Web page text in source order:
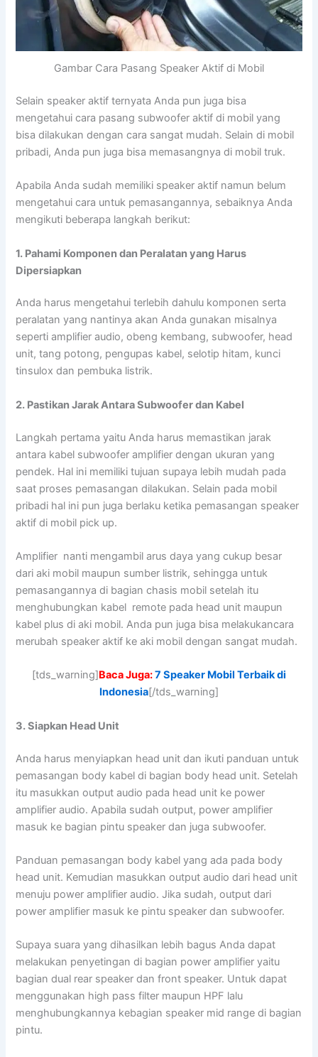
Gambar Cara Pasang Speaker Aktif di Mobil
Selain speaker aktif ternyata Anda pun juga bisa
mengetahui cara pasang subwoofer aktif di mobil yang
bisa dilakukan dengan cara sangat mudah. Selain di mobil
pribadi, Anda pun juga bisa memasangnya di mobil truk.
Apabila Anda sudah memiliki speaker aktif namun belum
mengetahui cara untuk pemasangannya, sebaiknya Anda
mengikuti beberapa langkah berikut:
1. Pahami Komponen dan Peralatan yang Harus
Dipersiapkan
Anda harus mengetahui terlebih dahulu komponen serta
peralatan yang nantinya akan Anda gunakan misalnya
seperti amplifier audio, obeng kembang, subwoofer, head
unit, tang potong, pengupas kabel, selotip hitam, kunci
tinsulox dan pembuka listrik.
2. Pastikan Jarak Antara Subwoofer dan Kabel
Langkah pertama yaitu Anda harus memastikan jarak
antara kabel subwoofer amplifier dengan ukuran yang
pendek. Hal ini memiliki tujuan supaya lebih mudah pada
saat proses pemasangan dilakukan. Selain pada mobil
pribadi hal ini pun juga berlaku ketika pemasangan speaker
aktif di mobil pick up.
Amplifier nanti mengambil arus daya yang cukup besar
dari aki mobil maupun sumber listrik, sehingga untuk
pemasangannya di bagian chasis mobil setelah itu
menghubungkan kabel remote pada head unit maupun
kabel plus di aki mobil. Anda pun juga bisa melakukancara
merubah speaker aktif ke aki mobil dengan sangat mudah.
[tds_warning]Baca Juga:7 Speaker Mobil Terbaik di
Indonesia[/tds_warning]
3. Siapkan Head Unit
Anda harus menyiapkan head unit dan ikuti panduan untuk
pemasangan body kabel di bagian body head unit. Setelah
itu masukkan output audio pada head unit ke power
amplifier audio. Apabila sudah output, power amplifier
masuk ke bagian pintu speaker dan juga subwoofer.
Panduan pemasangan body kabel yang ada pada body
head unit. Kemudian masukkan output audio dari head unit
menuju power amplifier audio. Jika sudah, output dari
power amplifier masuk ke pintu speaker dan subwoofer.
Supaya suara yang dihasilkan lebih bagus Anda dapat
melakukan penyetingan di bagian power amplifier yaitu
bagian dual rear speaker dan front speaker. Untuk dapat
menggunakan high pass filter maupun HPF lalu
menghubungkannya kebagian speaker mid range di bagian
pintu.